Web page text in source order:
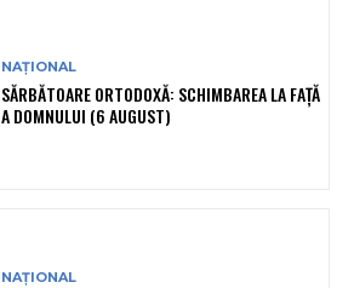
NAȚIONAL
SĂRBĂTOARE ORTODOXĂ: SCHIMBAREA LA FAȚĂ
A DOMNULUI (6 AUGUST)
NAȚIONAL